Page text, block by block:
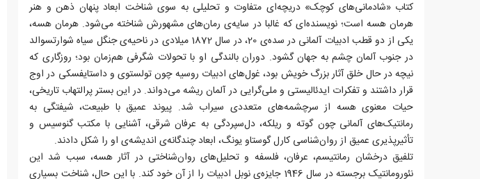
کتاب «شادمانی‌های کوچک» دریچه‌ای متفاوت و تحلیلی به سوی شناخت ابعاد پنهان ذهن و هنر
هرمان هسه است؛ نویسنده‌ای که غالبا در سایه‌ی رمان‌های مشهورش شناخته می‌شود. هرمان هسه،
یکی از دو قطب ادبیات آلمانی در سده‌ی 20، در سال 1872 میلادی در ناحیه‌ی جنگل سیاه شوارتسوالد
در جنوب آلمان چشم به جهان گشود. دوران بالندگی او با تحولات شگرفی هم‌زمان بود؛ روزگاری که
نیچه در حال خلق آثار بزرگ خویش بود، غول‌های ادبیات روسیه چون تولستوی و داستایفسکی در اوج
قرار داشتند و تفکرات ایدئالیستی و ملی‌گرایی در آلمان ریشه می‌دواند. در این بستر پرالتهاب تاریخی،
حیات معنوی هسه از سرچشمه‌های متعددی سیراب شد. پیوند عمیق با طبیعت، شیفتگی به
رمانتیک‌های آلمانی چون گوته و ریلکه، دل‌سپردگی به عرفان شرقی، آشنایی با مکتب گنوسیس و
تأثیرپذیری عمیق از روان‌شناسی کارل گوستاو یونگ، ابعاد چندگانه‌ی اندیشه‌ی او را شکل دادند.
تلفیق درخشان رمانتیسم، عرفان، فلسفه و تحلیل‌های روان‌شناختی در آثار هسه، سبب شد این
نئورومانتیک برجسته در سال 1946 جایزه‌ی نوبل ادبیات را از آن خود کند. با این حال، شناخت بسیاری